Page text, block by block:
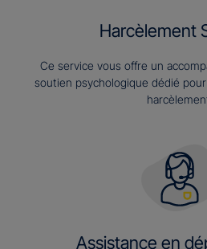
Harcèlement
Ce service vous offre un
soutien psychologique dédié
Assistance en